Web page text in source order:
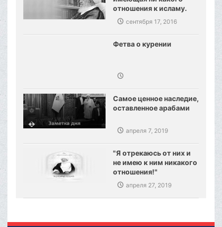
отношения к исламу.
Созданы предпосылки,
сокрушения
ваххабизма.
сентября 17, 2016
Фетва о курении
Самое ценное наследие,
оставленное арабами
апреля 7, 2019
"Я отрекаюсь от них и
не имею к ним никакого
отношения!"
апреля 27, 2019